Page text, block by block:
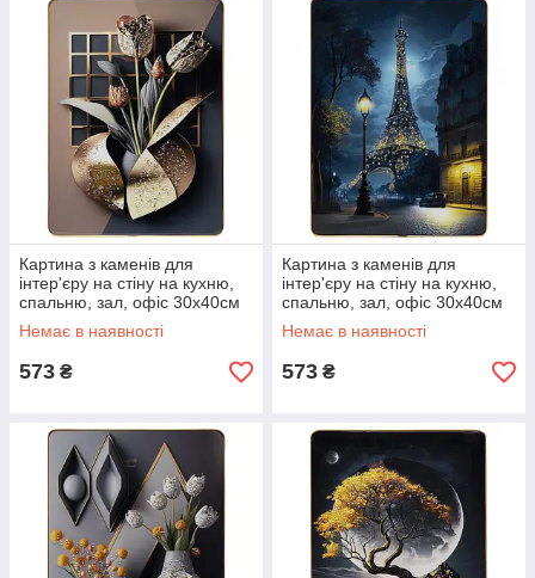
Картина з каменів для
інтер'єру на стіну на кухню,
спальню, зал, офіс 30х40см
«Тюльпани»
Немає в наявності
573 ₴
Картина з каменів для
інтер'єру на стіну на кухню,
спальню, зал, офіс 30х40см
«Ейфелева вежа»
Немає в наявності
573 ₴